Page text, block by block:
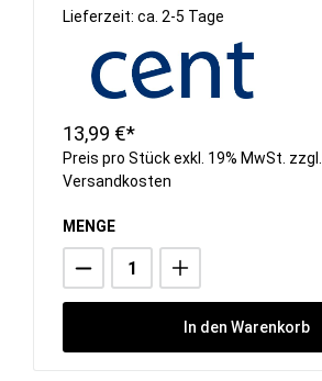
Lieferzeit: ca. 2-5 Tage
13,99 €*
Preis pro Stück exkl. 19% MwSt. zzgl.
Versandkosten
MENGE
In den Warenkorb